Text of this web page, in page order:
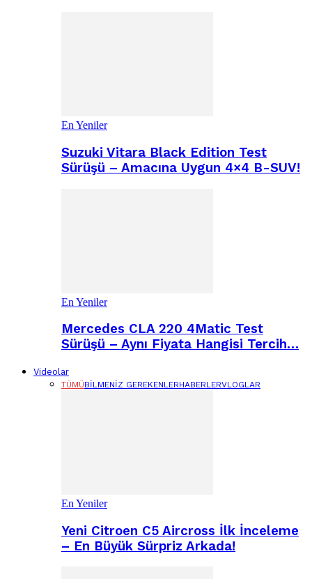
En Yeniler
Suzuki Vitara Black Edition Test
Sürüşü – Amacına Uygun 4×4 B-SUV!
En Yeniler
Mercedes CLA 220 4Matic Test
Sürüşü – Aynı Fiyata Hangisi Tercih…
Videolar
TÜMÜBILMENIZ GEREKENLERHABERLERVLOGLAR
En Yeniler
Yeni Citroen C5 Aircross İlk İnceleme
– En Büyük Sürpriz Arkada!